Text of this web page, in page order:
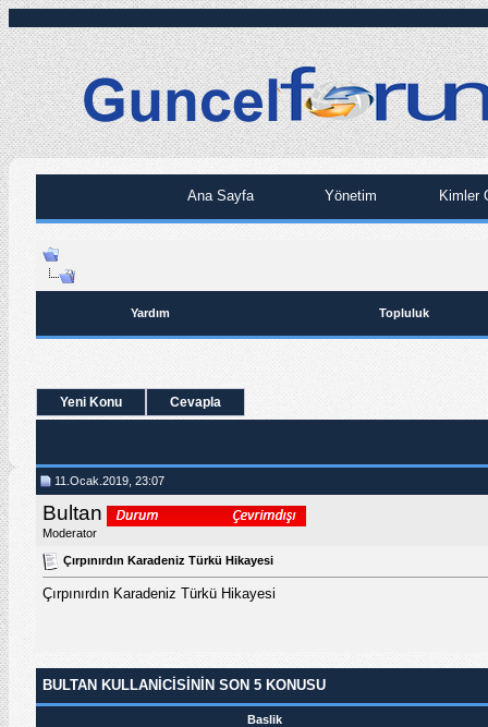
Ana Sayfa Yönetim Kimler
Yardım Topluluk
Yeni Konu Cevapla
11.Ocak.2019, 23:07
Bultan
Moderator
Çırpınırdın Karadeniz Türkü Hikayesi
Çırpınırdın Karadeniz Türkü Hikayesi
BULTAN KULLANICISININ SON 5 KONUSU
Baslik